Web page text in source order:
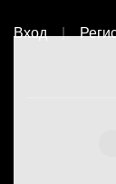
Вход |